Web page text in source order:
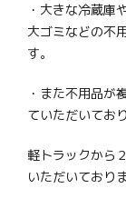
・大きな冷蔵庫
大ゴミなどの不
す。
・また不用品が
ていただいてお
軽トラックから
いただいておりま